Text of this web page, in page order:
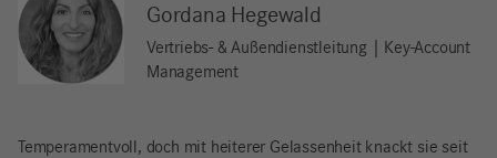
Gordana Hegewald
Vertriebs- & Außendienstleitung | Key-Account
Management
Temperamentvoll, doch mit heiterer Gelassenheit knackt sie seit